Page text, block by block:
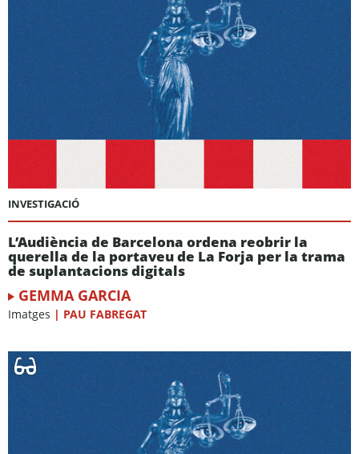
INVESTIGACIÓ
L’Audiència de Barcelona ordena reobrir la
querella de la portaveu de La Forja per la trama
de suplantacions digitals
GEMMA GARCIA
Imatges | PAU FABREGAT